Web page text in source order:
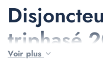
triphasé
Voir plus